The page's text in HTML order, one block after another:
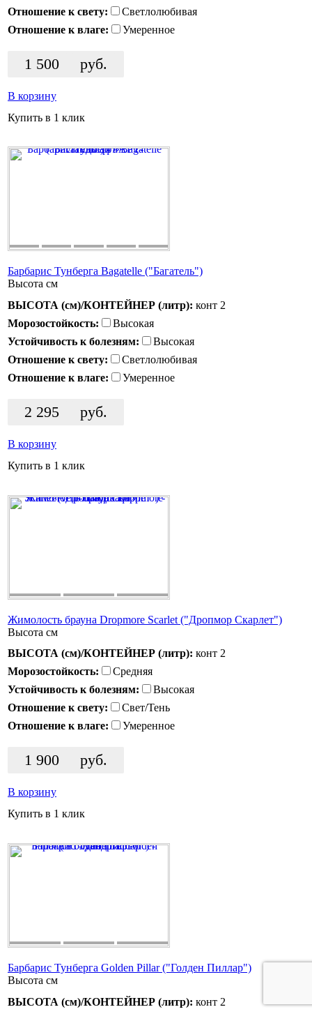
Отношение к свету:
Светлолюбивая
Отношение к влаге:
Умеренное
1 500 руб.
В корзину
Купить в 1 клик
Барбарис Тунберга Bagatelle ("Багатель")
Высота см
ВЫСОТА (см)/КОНТЕЙНЕР (литр): конт 2
Морозостойкость:
Высокая
Устойчивость к болезням:
Высокая
Отношение к свету:
Светлолюбивая
Отношение к влаге:
Умеренное
2 295 руб.
В корзину
Купить в 1 клик
Жимолость брауна Dropmore Scarlet ("Дропмор Скарлет")
Высота см
ВЫСОТА (см)/КОНТЕЙНЕР (литр): конт 2
Морозостойкость:
Средняя
Устойчивость к болезням:
Высокая
Отношение к свету:
Свет/Тень
Отношение к влаге:
Умеренное
1 900 руб.
В корзину
Купить в 1 клик
Барбарис Тунберга Golden Pillar ("Голден Пиллар")
Высота см
ВЫСОТА (см)/КОНТЕЙНЕР (литр): конт 2